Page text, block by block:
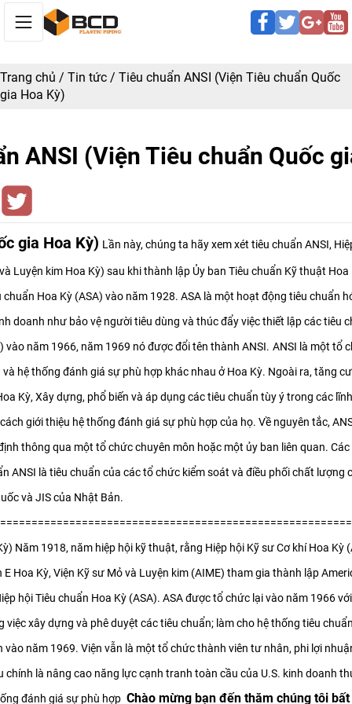
Trang chủ / Tin tức / Tiêu chuẩn ANSI (Viện Tiêu chuẩn Quốc
gia Hoa Kỳ)
ANSI (Viện Tiêu chuẩn Quốc
gia Hoa Kỳ) Lần này, chúng ta hãy xem xét tiêu chuẩn ANSI,
Luyện kim Hoa Kỳ) sau khi thành lập Ủy ban Tiêu chuẩn Kỹ thuật
Hoa Kỳ (ASA) vào năm 1928. ASA là một hoạt động tiêu chuẩn
doanh như bảo vệ người tiêu dùng và thúc đẩy việc thiết lập các tiêu
vào năm 1966, năm 1969 nó được đổi tên thành ANSI. ANSI là một tổ
hệ thống đánh giá sự phù hợp khác nhau ở Hoa Kỳ. Ngoài ra, tăng
Kỳ, Xây dựng, phổ biến và áp dụng các tiêu chuẩn tùy ý trong các
giới thiệu hệ thống đánh giá sự phù hợp của họ. Về nguyên tắc,
thông qua một tổ chức chuyên môn hoặc một ủy ban liên quan.
ANSI là tiêu chuẩn của các tổ chức kiểm soát và điều phối chất lượng
và JIS của Nhật Bản.
Năm 1918, năm hiệp hội kỹ thuật, rằng Hiệp hội Kỹ sư Cơ khí Hoa Kỳ
Hoa Kỳ, Viện Kỹ sư Mỏ và Luyện kim (AIME) tham gia thành lập
hội Tiêu chuẩn Hoa Kỳ (ASA). ASA được tổ chức lại vào năm 1966
xây dựng và phê duyệt các tiêu chuẩn; làm cho hệ thống tiêu
vào năm 1969. Viện vẫn là một tổ chức thành viên tư nhân, phi lợi
chính là nâng cao năng lực cạnh tranh toàn cầu của U.S. kinh doanh
đánh giá sự phù hợp Chào mừng bạn đến thăm chúng tôi